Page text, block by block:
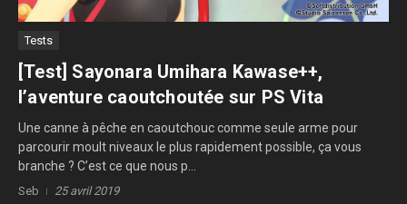
Tests
[Test] Sayonara Umihara Kawase++,
l’aventure caoutchoutée sur PS Vita
Une canne à pêche en caoutchouc comme seule arme pour
parcourir moult niveaux le plus rapidement possible, ça vous
branche ? C’est ce que nous p...
Seb 25 avril 2019